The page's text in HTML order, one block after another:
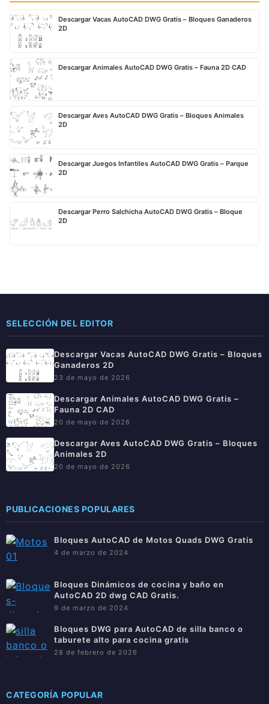
Descargar Vacas AutoCAD DWG Gratis – Bloques Ganaderos
2D
Descargar Animales AutoCAD DWG Gratis – Fauna 2D CAD
Descargar Aves AutoCAD DWG Gratis – Bloques Animales
2D
Descargar Juegos Infantiles AutoCAD DWG Gratis – Parque
2D
Descargar Perro Salchicha AutoCAD DWG Gratis – Bloque
2D
SELECCIÓN DEL EDITOR
Descargar Vacas AutoCAD DWG Gratis – Bloques
Ganaderos 2D
23 de mayo de 2026
Descargar Animales AutoCAD DWG Gratis –
Fauna 2D CAD
20 de mayo de 2026
Descargar Aves AutoCAD DWG Gratis – Bloques
Animales 2D
20 de mayo de 2026
PUBLICACIONES POPULARES
Bloques AutoCAD de Motos Quads DWG Gratis
4 de marzo de 2024
Bloques Dinámicos de cocina y baño en
AutoCAD 2D dwg CAD Gratis.
9 de marzo de 2024
Bloques DWG para AutoCAD de silla banco o
taburete alto para cocina gratis
28 de febrero de 2026
CATEGORÍA POPULAR